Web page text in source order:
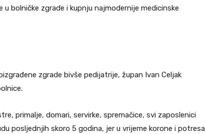
bolničke zgrade i kupnju najmodernije medicinske
zgrade bivše pedijatrije, župan Ivan Celjak
primalje, domari, servirke, spremačice, svi zaposlenici
posljednjih skoro 5 godina, jer u vrijeme korone i potresa